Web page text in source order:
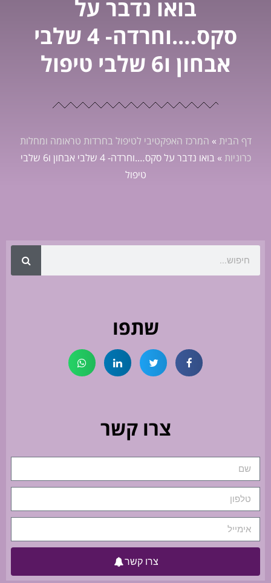
שתפו
צרו קשר
צרו קשר
בואו נדבר על
סקס….וחרדה- 4 שלבי
אבחון ו6 שלבי טיפול‎
דף הבית » המרכז האפקטיבי לטיפול בחרדות טראומה ומחלות
כרוניות »
בואו נדבר על סקס….וחרדה- 4 שלבי אבחון ו6 שלבי
טיפול‎